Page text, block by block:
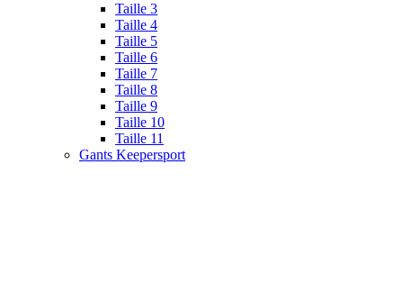
Taille 3
Taille 4
Taille 5
Taille 6
Taille 7
Taille 8
Taille 9
Taille 10
Taille 11
Gants Keepersport